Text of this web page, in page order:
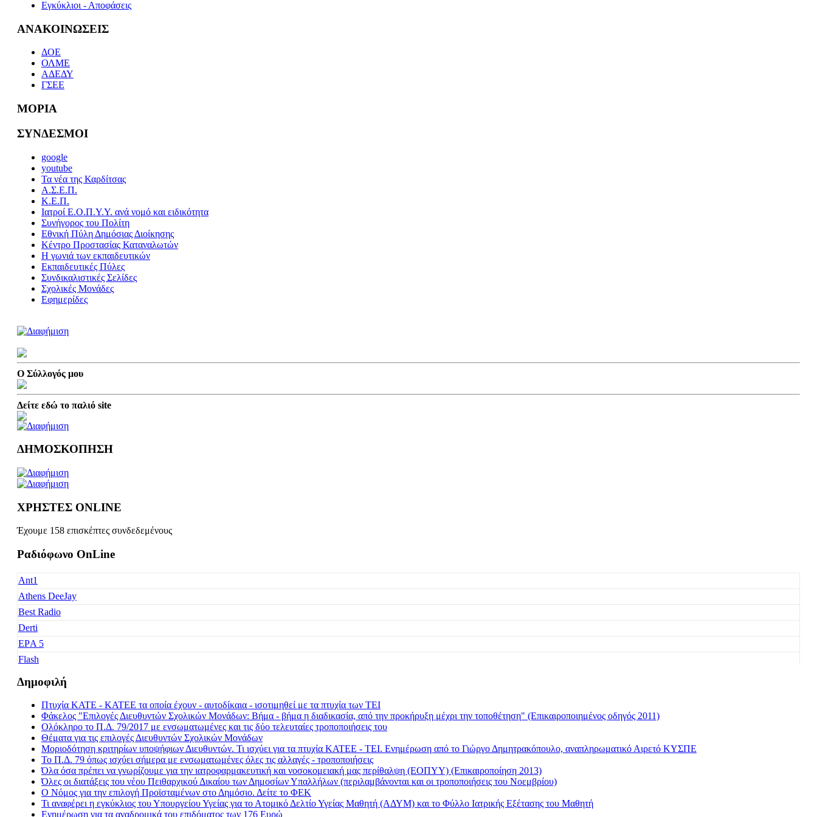
Εγκύκλιοι - Αποφάσεις
ΑΝΑΚΟΙΝΩΣΕΙΣ
ΔΟΕ
ΟΛΜΕ
ΑΔΕΔΥ
ΓΣΕΕ
ΜΟΡΙΑ
ΣΥΝΔΕΣΜΟΙ
google
youtube
Τα νέα της Καρδίτσας
Α.Σ.Ε.Π.
Κ.Ε.Π.
Ιατροί Ε.Ο.Π.Υ.Υ. ανά νομό και ειδικότητα
Συνήγορος του Πολίτη
Εθνική Πύλη Δημόσιας Διοίκησης
Κέντρο Προστασίας Καταναλωτών
Η γωνιά των εκπαιδευτικών
Εκπαιδευτικές Πύλες
Συνδικαλιστικές Σελίδες
Σχολικές Μονάδες
Εφημερίδες
Ο Σύλλογός μου
Δείτε εδώ το παλιό site
ΔΗΜΟΣΚΟΠΗΣΗ
ΧΡΗΣΤΕΣ ONLINE
Έχουμε 158 επισκέπτες συνδεδεμένους
Ραδιόφωνο OnLine
Ant1
Athens DeeJay
Best Radio
Derti
EΡA 5
Flash
Fresh Music
Galaxy 92
Happy Radio
Je t' aime
Kiss FM
Kosmos
Love Radio
Nitro Radio
Δημοφιλή
Πτυχία ΚΑΤΕ - ΚΑΤΕΕ τα οποία έχουν - αυτοδίκαια - ισοτιμηθεί με τα πτυχία των ΤΕΙ
Φάκελος "Επιλογές Διευθυντών Σχολικών Μονάδων: Βήμα - βήμα η διαδικασία, από την προκήρυξη μέχρι την τοποθέτηση" (Επικαιροποιημένος οδηγός 2011)
Ολόκληρο το Π.Δ. 79/2017 με ενσωματωμένες και τις δύο τελευταίες τροποποιήσεις του
Θέματα για τις επιλογές Διευθυντών Σχολικών Μονάδων
Μοριοδότηση κριτηρίων υποψήφιων Διευθυντών. Τι ισχύει για τα πτυχία ΚΑΤΕΕ - ΤΕΙ. Ενημέρωση από το Γιώργο Δημητρακόπουλο, αναπληρωματικό Αιρετό ΚΥΣΠΕ
Το Π.Δ. 79 όπως ισχύει σήμερα με ενσωματωμένες όλες τις αλλαγές - τροποποιήσεις
Όλα όσα πρέπει να γνωρίζουμε για την ιατροφαρμακευτική και νοσοκομειακή μας περίθαλψη (ΕΟΠΥΥ) (Επικαιροποίηση 2013)
Όλες οι διατάξεις του νέου Πειθαρχικού Δικαίου των Δημοσίων Υπαλλήλων (περιλαμβάνονται και οι τροποποιήσεις του Νοεμβρίου)
Ο Νόμος για την επιλογή Προϊσταμένων στο Δημόσιο. Δείτε το ΦΕΚ
Τι αναφέρει η εγκύκλιος του Υπουργείου Υγείας για το Ατομικό Δελτίο Υγείας Μαθητή (ΑΔΥΜ) και το Φύλλο Ιατρικής Εξέτασης του Μαθητή
Ενημέρωση για τα αναδρομικά του επιδόματος των 176 Ευρώ